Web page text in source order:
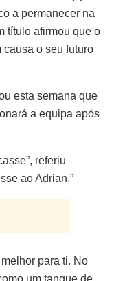
a permanecer na
título afirmou que o
o seu futuro
esta semana que
a equipa após
referiu
ao Adrian.”
para ti. No
um tanque de